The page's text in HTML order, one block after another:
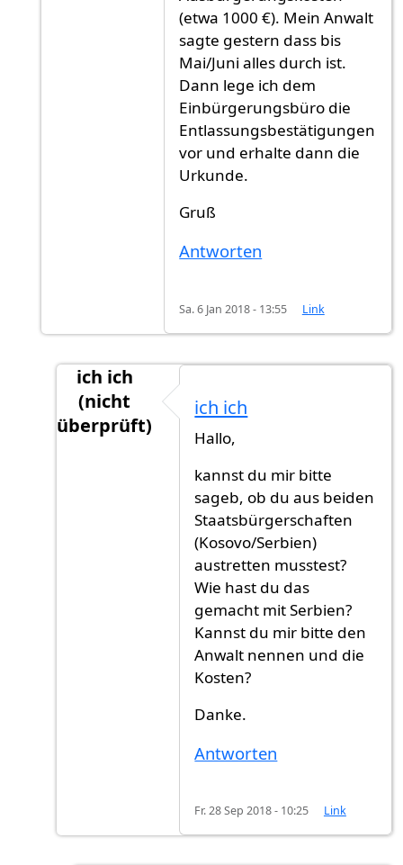
(etwa 1000 €). Mein Anwalt
sagte gestern dass bis
Mai/Juni alles durch ist.
Dann lege ich dem
Einbürgerungsbüro die
Entlassungsbestätigungen
vor und erhalte dann die
Urkunde.
Gruß
Antworten
Sa. 6 Jan 2018 - 13:55 Link
ich ich
(nicht
überprüft)
Die Rechnung bezahlt man,
ich ich
Hallo,
kannst du mir bitte
sageb, ob du aus beiden
Staatsbürgerschaften
(Kosovo/Serbien)
austretten musstest?
Wie hast du das
gemacht mit Serbien?
Kannst du mir bitte den
Anwalt nennen und die
Kosten?
Danke.
Antworten
Fr. 28 Sep 2018 - 10:25 Link